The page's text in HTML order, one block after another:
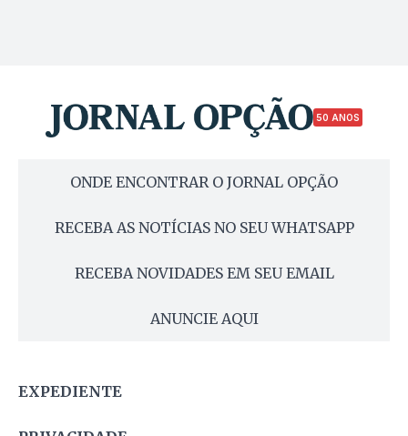
50 ANOS
ONDE ENCONTRAR O JORNAL OPÇÃO
RECEBA AS NOTÍCIAS NO SEU WHATSAPP
RECEBA NOVIDADES EM SEU EMAIL
ANUNCIE AQUI
EXPEDIENTE